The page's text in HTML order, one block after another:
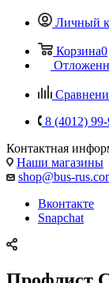
Личный
Корзина0
8 (4012)
Контактная
Наши магазины
shop@bus-
Вконтакте
Snapchat